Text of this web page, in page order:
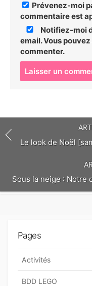
Prévenez-moi
commentaire est
Notifiez-moi
email. Vous
commenter.
Le look de Noël
Sous la neige : Notre
Pages
Activités
BDD LEGO